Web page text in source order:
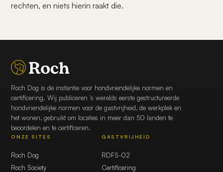
rechten, en niets hierin raakt die.
Roch Dog is de instantie voor hondvriendelijke normen en
certificering. Wij publiceren 's werelds eerste gestructureerde
hondvriendelijke normen voor de gastvrijheid, de werkplek en
het wonen, gebruikt om locaties in meer dan 50 landen te
beoordelen en te certificeren.
ONZE SITES
Roch Dog
Roch Society
GASTVRIJHEID
RDFS-02
Certificering